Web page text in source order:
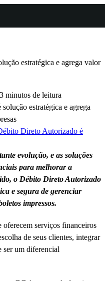
estratégica e agrega valor
minutos de leitura
Direto Autorizado é
evolução, e as soluções
para melhorar a
o Débito Direto Autorizado
e segura de gerenciar
impressos.
oferecem serviços financeiros
de seus clientes, integrar
um diferencial